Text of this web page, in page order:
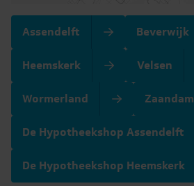
Assendelft Beverwijk
Heemskerk Velsen
Wormerland Zaandam
De Hypotheekshop Assendelft
De Hypotheekshop Heemskerk